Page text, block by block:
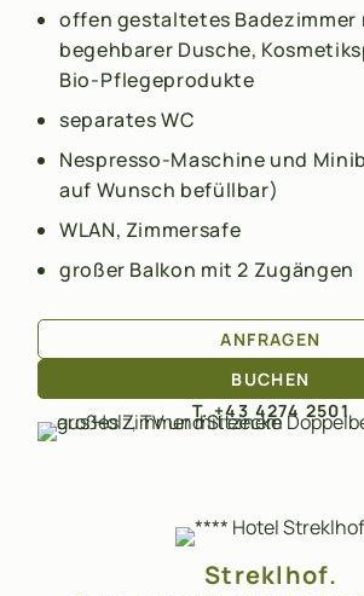
offen gestaltetes Badezimmer
begehbarer Dusche,
Bio-Pflegeprodukte
separates WC
Nespresso-Maschine und
auf Wunsch befüllbar)
WLAN, Zimmersafe
großer Balkon mit 2 Zugängen
ANFRAGEN
BUCHEN
T. +43 4274 2501
Streklhof.